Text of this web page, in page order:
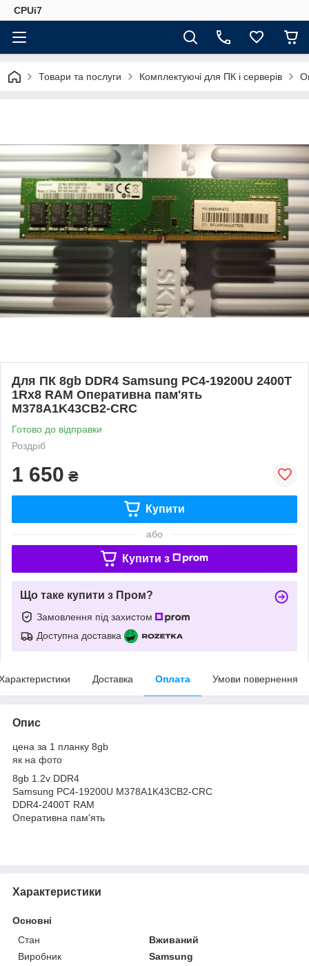
CPUi7
Товари та послуги Комплектуючі для ПК і серверів
Для ПК 8gb DDR4 Samsung PC4-19200U 2400T
1Rx8 RAM Оперативна пам'ять
M378A1K43CB2-CRC
Готово до відправки
Роздріб
1 650 ₴
Купити
або
Купити з
Що таке купити з Пром?
Замовлення під захистом
Доступна доставка
Доставка Оплата Умови повернення
Опис
цена за 1 планку 8gb
як на фото
8gb 1.2v DDR4
Samsung PC4-19200U M378A1K43CB2-CRC
DDR4-2400T RAM
Оперативна пам'ять
Характеристики
Основні
Стан
Вживаний
Виробник
Samsung